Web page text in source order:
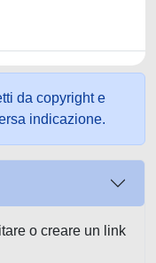
da copyright e
indicazione.
o creare un link